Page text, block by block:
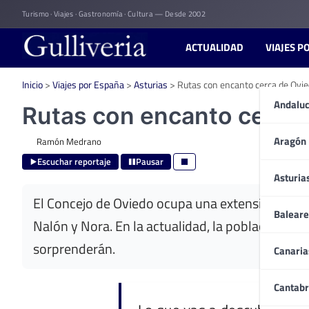
to
content
Turismo · Viajes · Gastronomía · Cultura — Desde 2002
ACTUALIDAD VIAJES
Aragón
Inicio>Viajes por España>Asturias > Rutas con encanto cerca de
Rutas con encanto cerca
Ramón Medrano
Escuchar reportaje Pausar
El Concejo de Oviedo ocupa una extensión de
Nalón y Nora. En la actualidad, la población
sorprenderán.